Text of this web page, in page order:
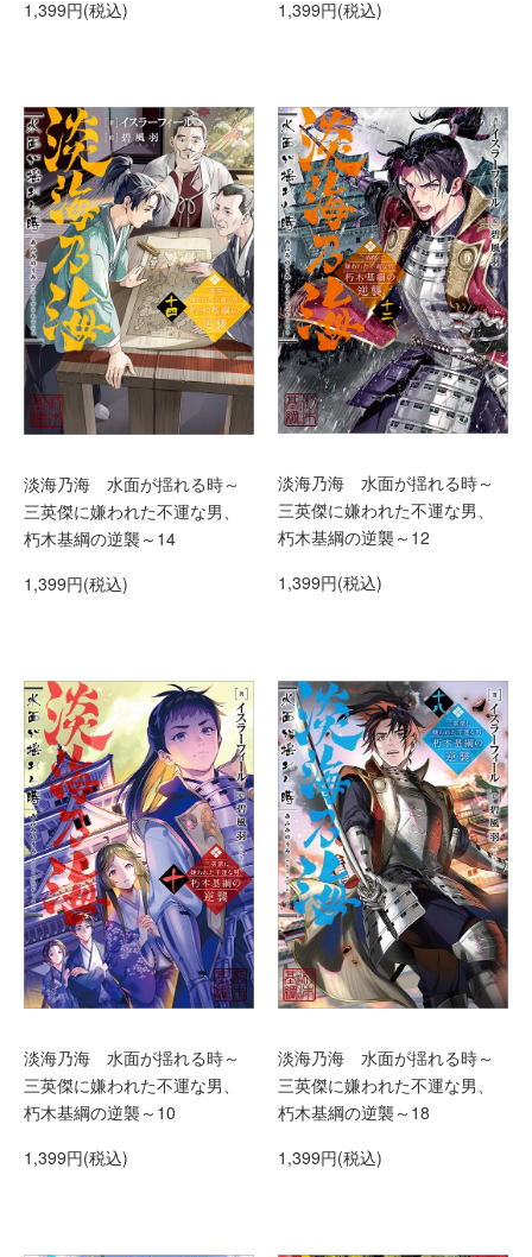
1,399円(税込)
1,399円(税込)
淡海乃海 水面が揺れる時～
三英傑に嫌われた不運な男、
朽木基綱の逆襲～14
1,399円(税込)
淡海乃海 水面が揺れる時～
三英傑に嫌われた不運な男、
朽木基綱の逆襲～12
1,399円(税込)
淡海乃海 水面が揺れる時～
三英傑に嫌われた不運な男、
朽木基綱の逆襲～10
1,399円(税込)
淡海乃海 水面が揺れる時～
三英傑に嫌われた不運な男、
朽木基綱の逆襲～18
1,399円(税込)